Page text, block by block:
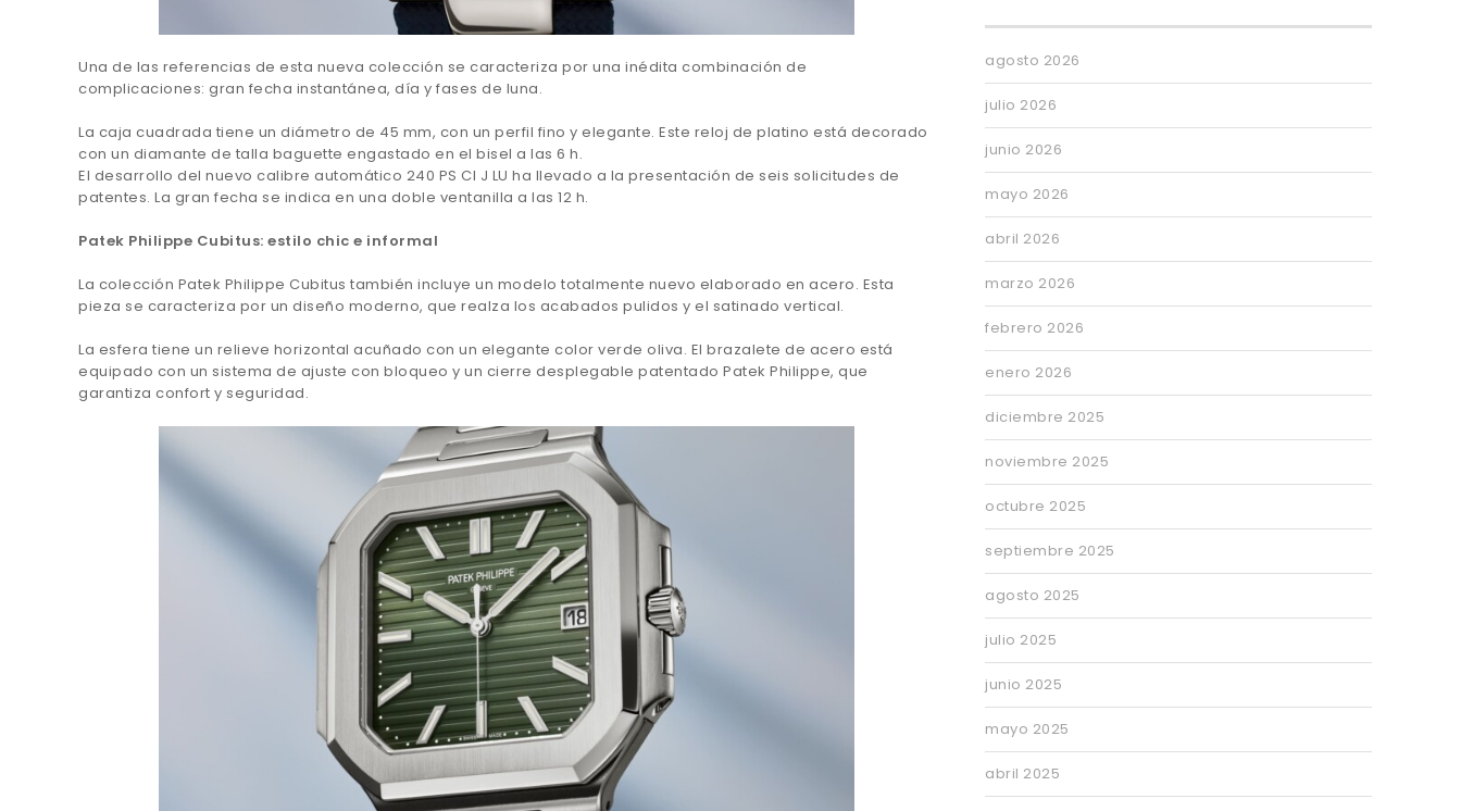
Una de las referencias de esta nueva colección se caracteriza por una inédita combinación de
complicaciones: gran fecha instantánea, día y fases de luna.
La caja cuadrada tiene un diámetro de 45 mm, con un perfil fino y elegante. Este reloj de platino está decorado
con un diamante de talla baguette engastado en el bisel a las 6 h.
El desarrollo del nuevo calibre automático 240 PS CI J LU ha llevado a la presentación de seis solicitudes de
patentes. La gran fecha se indica en una doble ventanilla a las 12 h.
Patek Philippe Cubitus: estilo chic e informal
La colección Patek Philippe Cubitus también incluye un modelo totalmente nuevo elaborado en acero. Esta
pieza se caracteriza por un diseño moderno, que realza los acabados pulidos y el satinado vertical.
La esfera tiene un relieve horizontal acuñado con un elegante color verde oliva. El brazalete de acero está
equipado con un sistema de ajuste con bloqueo y un cierre desplegable patentado Patek Philippe, que
garantiza confort y seguridad.
agosto 2026
julio 2026
junio 2026
mayo 2026
abril 2026
marzo 2026
febrero 2026
enero 2026
diciembre 2025
noviembre 2025
octubre 2025
septiembre 2025
agosto 2025
julio 2025
junio 2025
mayo 2025
abril 2025